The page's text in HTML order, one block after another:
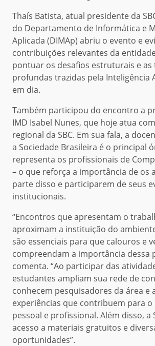
Thaís Batista, atual presidente da
do Departamento de Informática e
Aplicada (DIMAp) abriu o evento e
contribuições relevantes da
pontuar os desafios estruturais e
profundas trazidas pela Inteligência
em dia.
Também participou do encontro a
IMD Isabel Nunes, que hoje atua
regional da SBC. Em sua fala, a
a Sociedade Brasileira é o principal
representa os profissionais de
– o que reforça a importância de os
parte disso e participarem de seus
institucionais.
“Encontros que apresentam o
aproximam a instituição do
são essenciais para que calouros e
compreendam a importância dessa
comenta. “Ao participar das
estudantes ampliam sua rede de
conhecem pesquisadores da área e
experiências que contribuem para
pessoal e profissional. Além disso, a
acesso a materiais gratuitos e
oportunidades”.